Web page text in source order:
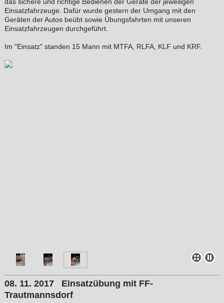
Einsatzfahrzeuge. Dafür wurde gestern der Umgang mit den
Geräten der Autos beübt sowie Übungsfahrten mit unseren
Einsatzfahrzeugen durchgeführt.
Im "Einsatz" standen 15 Mann mit MTFA, RLFA, KLF und KRF.
08. 11. 2017 Einsatzübung mit FF-
Trautmannsdorf